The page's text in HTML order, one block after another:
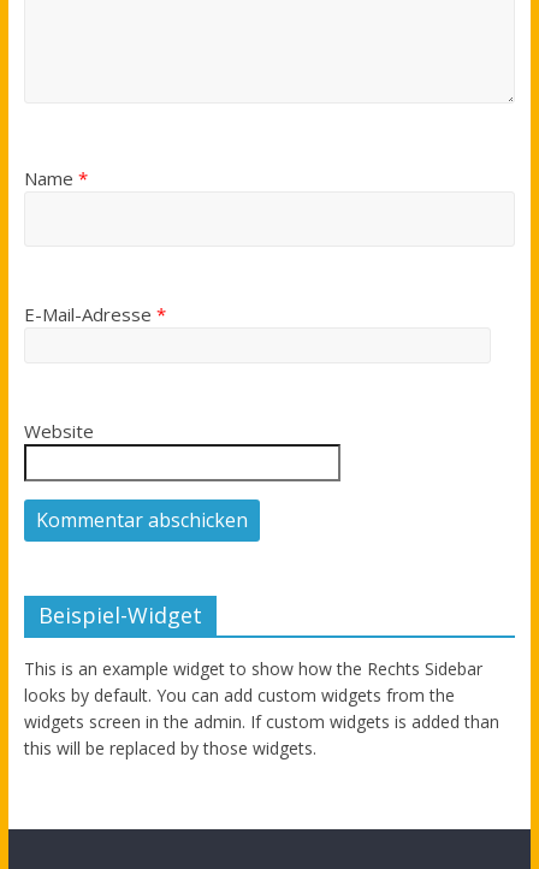
Name *
E-Mail-Adresse *
Website
Beispiel-Widget
This is an example widget to show how the Rechts Sidebar
looks by default. You can add custom widgets from the
widgets screen in the admin. If custom widgets is added than
this will be replaced by those widgets.